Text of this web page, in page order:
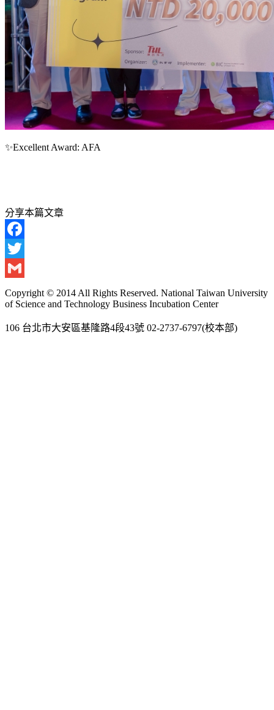
✨Excellent Award: AFA
分享本篇文章
Facebook
Twitter
Gmail
Copyright © 2014 All Rights Reserved. National Taiwan University
of Science and Technology Business Incubation Center
106 台北市大安區基隆路4段43號 02-2737-6797(校本部)